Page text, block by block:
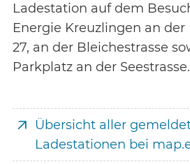
Ladestation auf dem
Energie Kreuzlingen an der
27, an der Bleichestrasse
Parkplatz an der Seestrasse.
Übersicht aller
Ladestationen bei